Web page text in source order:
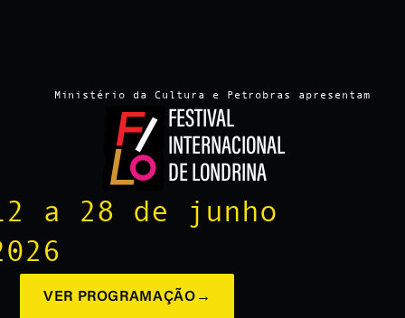
Ministério da Cultura e Petrobras apresentam
FESTIVAL
INTERNACIONAL
DE LONDRINA
a 28 de junho
VER PROGRAMAÇÃO →